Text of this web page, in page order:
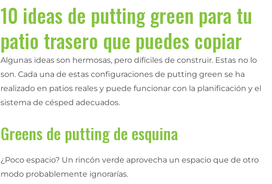
10 ideas de putting green para tu
patio trasero que puedes copiar
Algunas ideas son hermosas, pero difíciles de construir. Estas no lo
son. Cada una de estas configuraciones de putting green se ha
realizado en patios reales y puede funcionar con la planificación y el
sistema de césped adecuados.
Greens de putting de esquina
¿Poco espacio? Un rincón verde aprovecha un espacio que de otro
modo probablemente ignorarías.